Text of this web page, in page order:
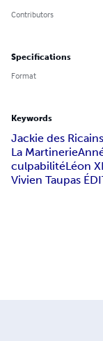
Contributors
Specifications
Format
Keywords
Jackie des Ricains
La Martinerie
culpabilitéLéon
Vivien Taupas